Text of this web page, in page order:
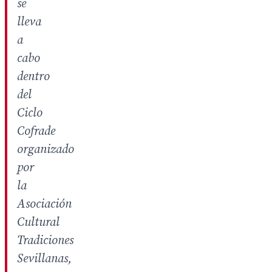
se
lleva
a
cabo
dentro
del
Ciclo
Cofrade
organizado
por
la
Asociación
Cultural
Tradiciones
Sevillanas,